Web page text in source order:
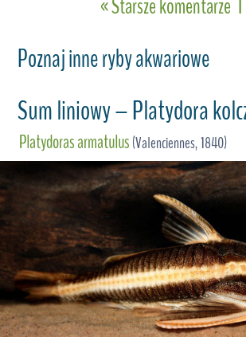
« Starsze komentarze 1
Poznaj inne ryby akwariowe
Sum liniowy – Platydora
Platydoras armatulus(Valenciennes, 1840)